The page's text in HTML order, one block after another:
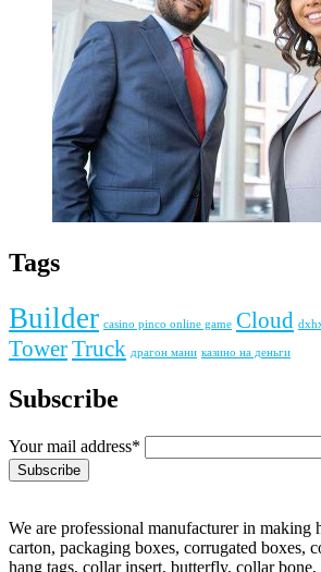
Tags
Builder casino pinco online game Cloud
TowerTruck драгон мани казино на деньги
Subscribe
Your mail address*
We are professional manufacturer in making
carton, packaging boxes, corrugated boxes,
hang tags, collar insert, butterfly, collar bone,